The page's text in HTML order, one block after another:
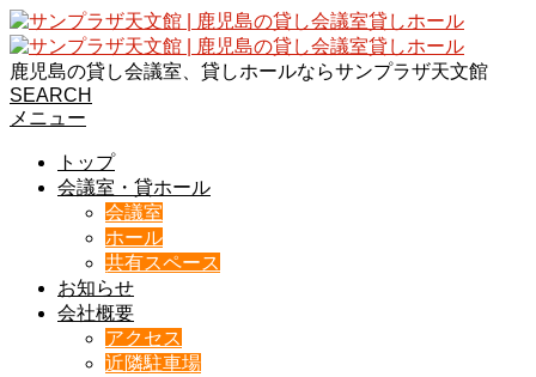
鹿児島の貸し会議室、貸しホールならサンプラザ天文館
SEARCH
メニュー
トップ
会議室・貸ホール
会議室
ホール
共有スペース
お知らせ
会社概要
アクセス
近隣駐車場